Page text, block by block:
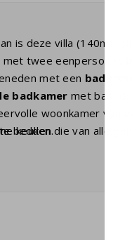
is deze villa (140m²)
met twee eenpersoons
met een
badkamer met bad,
woonkamer van
keuken die van alle
bedden.